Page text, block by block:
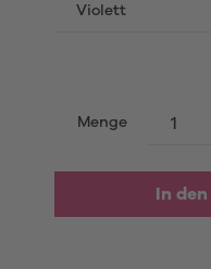
Menge
In den